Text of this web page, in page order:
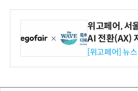
위고페어, 서
AI 전환(AX)
시엄 선정
[위고페어] 뉴